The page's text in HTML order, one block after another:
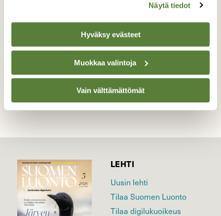
Näytä tiedot
Hyväksy evästeet
Muokkaa valintoja
Vain välttämättömät
LEHTI
Uusin lehti
Tilaa Suomen Luonto
Tilaa digilukuoikeus